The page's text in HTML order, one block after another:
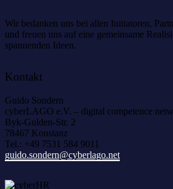
Wir bedanken uns bei allen Initiatoren,
und freuen uns auf eine gemeinsame
spannenden Ideen.
Kontakt
Guido Sondern
cyberLAGO e.V. – digital competence
Byk-Gulden-Str. 2
78467 Konstanz
Tel.: +49 7531 584 9011
guido.sondern@cyberlago.net